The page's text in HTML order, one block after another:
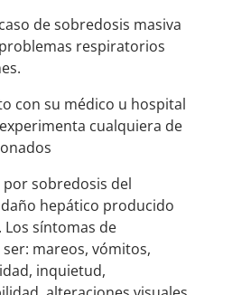
de sobredosis masiva
respiratorios
con su médico u hospital
cualquiera de
por sobredosis del
hepático producido
síntomas de
mareos, vómitos,
inquietud,